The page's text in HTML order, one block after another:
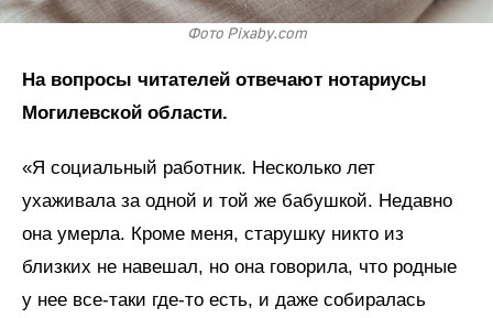
Фото Pixaby.com
На вопросы читателей отвечают нотариусы
Могилевской области.
«Я социальный работник. Несколько лет
ухаживала за одной и той же бабушкой. Недавно
она умерла. Кроме меня, старушку никто из
близких не навешал, но она говорила, что родные
у нее все-таки где-то есть, и даже собиралась